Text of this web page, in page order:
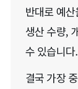
반대로 예
생산 수량,
수 있습니다.
결국 가장